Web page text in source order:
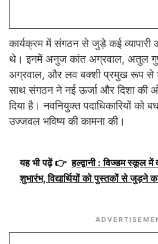
कार्यक्रम में संगठन से जुड़े कई व्यापारी
थे। इनमें अनुज कांत अग्रवाल, अतुल
अग्रवाल, और लव बक्शी प्रमुख रूप से
साथ संगठन ने नई ऊर्जा और दिशा की
दिया है। नवनियुक्त पदाधिकारियों को
उज्जवल भविष्य की कामना की।
यह भी पढ़ें 👉 हल्द्वानी : विज्डम स्कूल
शुभारंभ, विद्यार्थियों को पुस्तकों से जुड़ने